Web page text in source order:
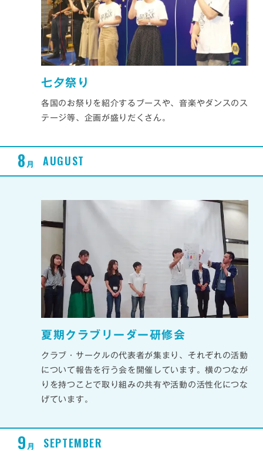
七夕祭り
各国のお祭りを紹介するブースや、音楽やダンスのス
テージ等、企画が盛りだくさん。
8 月 AUGUST
夏期クラブリーダー研修会
クラブ・サークルの代表者が集まり、それぞれの活動
について報告を行う会を開催しています。横のつなが
りを持つことで取り組みの共有や活動の活性化につな
げています。
9 月 SEPTEMBER